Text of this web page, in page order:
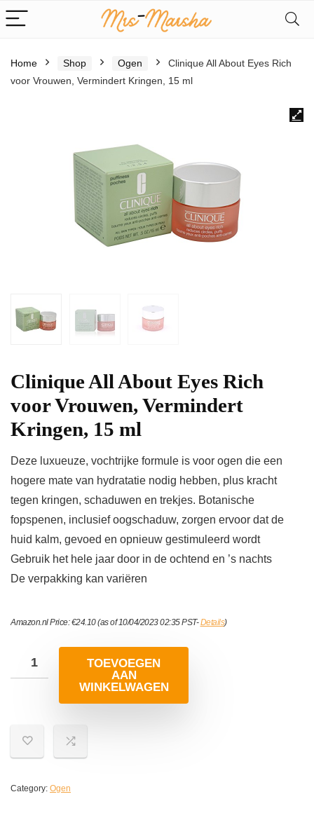
Home Shop Ogen
Clinique All About Eyes Rich
voor Vrouwen, Vermindert Kringen, 15 ml
Clinique All About Eyes Rich
voor Vrouwen, Vermindert
Kringen, 15 ml
Deze luxueuze, vochtrijke formule is voor ogen die een
hogere mate van hydratatie nodig hebben, plus kracht
tegen kringen, schaduwen en trekjes. Botanische
fopspenen, inclusief oogschaduw, zorgen ervoor dat de
huid kalm, gevoed en opnieuw gestimuleerd wordt
Gebruik het hele jaar door in de ochtend en ’s nachts
De verpakking kan variëren
Amazon.nl Price:€24.10(as of 10/04/2023 02:35 PST-Details)
TOEVOEGEN
AAN
WINKELWAGEN
Category: Ogen